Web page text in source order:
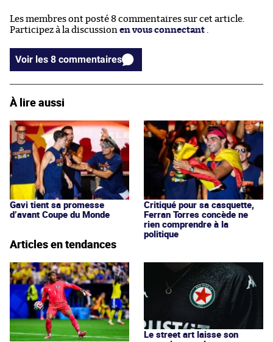
Les membres ont posté 8 commentaires sur cet article.
Participez à la discussion en vous connectant
Voir les 8 commentaires
À lire aussi
Gavi tient sa promesse
d’avant Coupe du Monde
Critiqué pour sa casquette,
Ferran Torres concède ne
rien comprendre à la
politique
Articles en tendances
Le street art laisse son